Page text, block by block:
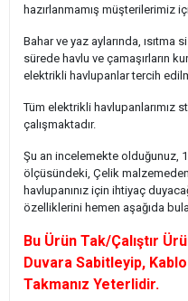
hazırlanmamış müşterilerimiz
Bahar ve yaz aylarında, ısıtma
sürede havlu ve çamaşırların
elektrikli havlupanlar tercih
Tüm elektrikli havlupanlarımız
çalışmaktadır.
Şu an incelemekte olduğunuz,
ölçüsündeki, Çelik
havlupanınız için ihtiyaç
özelliklerini hemen aşağıda
Bu Ürün Tak/Çalıştır
Duvara Sabitleyip,
Takmanız Yeterlidir.